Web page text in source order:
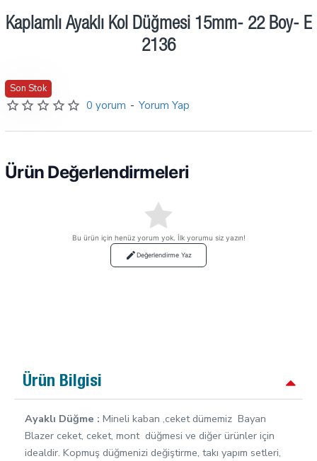
Kaplamlı Ayaklı Kol Düğmesi 15mm- 22 Boy- E
2136
Son Stok
0 yorum - Yorum Yap
Ürün Değerlendirmeleri
Bu ürün için henüz yorum yok. İlk yorumu siz yazın!
Değerlendirme Yaz
Ürün Bilgisi
Ayaklı Düğme : Mineli kaban ,ceket dümemiz Bayan
Blazer ceket, ceket, mont düğmesi ve diğer ürünler için
idealdir. Kopmuş düğmenizi değiştirme, takı yapım setleri,